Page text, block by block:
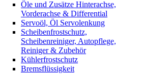
Öle und Zusätze Hinterachse,
Vorderachse & Differential
Servoöl, Öl Servolenkung
Scheibenfrostschutz,
Scheibenreiniger, Autopflege,
Reiniger & Zubehör
Kühlerfrostschutz
Bremsflüssigkeit